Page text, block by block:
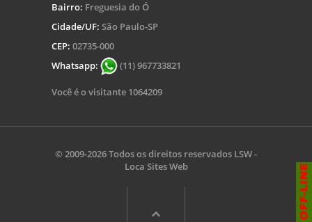
Bairro: Freguesia do Ó
Cidade/UF: São Paulo-SP
CEP: 02735-000
Whatsapp:
(11) 967733821
Você é o visitante 1064209
© 2009-2026 Todos os direitos reservados LSW -
Loca Sites Web